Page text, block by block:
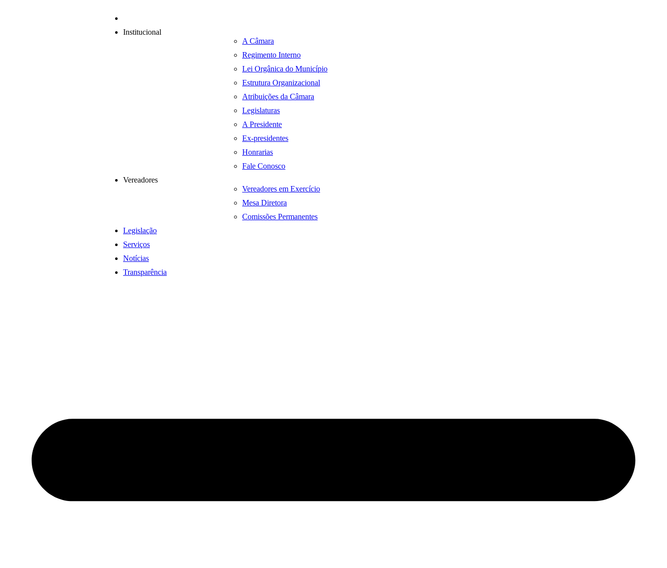
Institucional
A Câmara
Regimento Interno
Lei Orgânica do Município
Estrutura Organizacional
Atribuições da Câmara
Legislaturas
A Presidente
Ex-presidentes
Honrarias
Fale Conosco
Vereadores
Vereadores em Exercício
Mesa Diretora
Comissões Permanentes
Legislação
Serviços
Notícias
Transparência